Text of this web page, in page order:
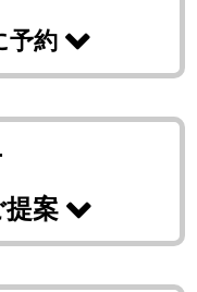
予約
案